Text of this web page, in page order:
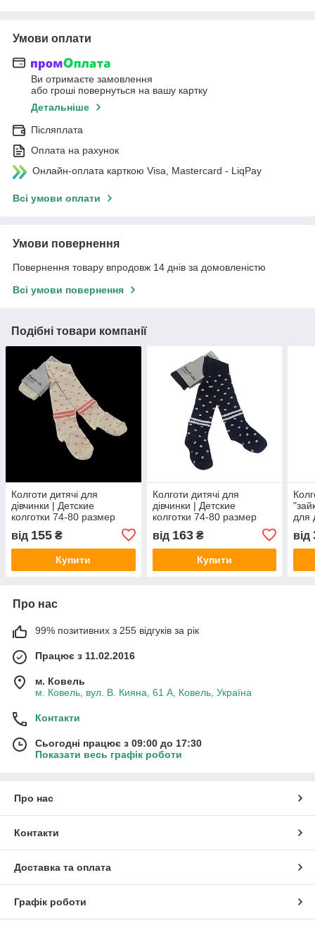
Умови оплати
Ви отримаєте замовлення
або гроші повернуться на вашу картку
Детальніше
Післяплата
Оплата на рахунок
Онлайн-оплата карткою Visa, Mastercard - LiqPay
Всі умови оплати
Умови повернення
Повернення товару впродовж 14 днів за домовленістю
Всі умови повернення
Подібні товари компанії
Колготи дитячі для
дівчинки | Детские
колготки 74-80 размер
від 155 ₴
Купити
Колготи дитячі для
дівчинки | Детские
колготки 74-80 размер
від 163₴
Купити
для
від
Про нас
99% позитивних з 255 відгуків за рік
Працює з 11.02.2016
м. Ковель
м. Ковель, вул. В. Кияна, 61 А, Ковель, Україна
Контакти
Сьогодні працює з 09:00 до 17:30
Показати весь графік роботи
Про нас
Контакти
Доставка та оплата
Графік роботи